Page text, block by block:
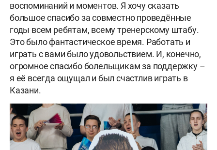
воспоминаний и моментов. Я хочу сказать
большое спасибо за совместно проведённые
годы всем ребятам, всему тренерскому штабу.
Это было фантастическое время. Работать и
играть с вами было удовольствием. И, конечно,
огромное спасибо болельщикам за поддержку –
я её всегда ощущал и был счастлив играть в
Казани.